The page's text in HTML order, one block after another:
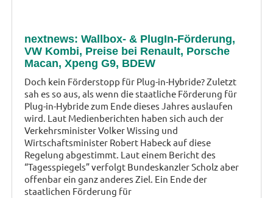
nextnews: Wallbox- & PlugIn-Förderung,
VW Kombi, Preise bei Renault, Porsche
Macan, Xpeng G9, BDEW
Doch kein Förderstopp für Plug-in-Hybride? Zuletzt
sah es so aus, als wenn die staatliche Förderung für
Plug-in-Hybride zum Ende dieses Jahres auslaufen
wird. Laut Medienberichten haben sich auch der
Verkehrsminister Volker Wissing und
Wirtschaftsminister Robert Habeck auf diese
Regelung abgestimmt. Laut einem Bericht des
“Tagesspiegels” verfolgt Bundeskanzler Scholz aber
offenbar ein ganz anderes Ziel. Ein Ende der
staatlichen Förderung für